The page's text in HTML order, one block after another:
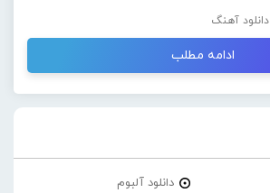
دانلود آهنگ
ادامه مطلب
دانلود آلبوم